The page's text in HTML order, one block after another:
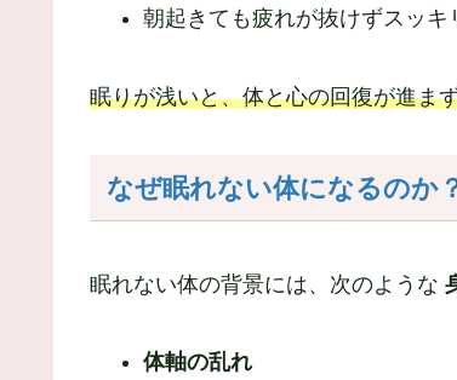
朝起きても疲れが抜けずスッキ
眠りが浅いと、体と心の回復が進ま
なぜ眠れない体になるのか
眠れない体の背景には、次のような
体軸の乱れ